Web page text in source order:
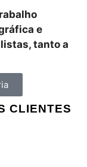
e
tanto a
CLIENTES